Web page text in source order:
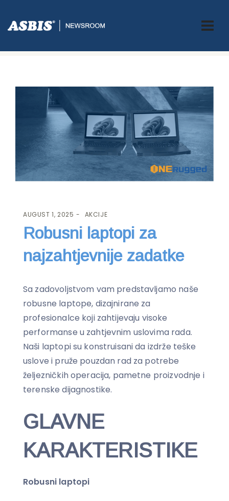
ASBIS.BA>AKCIJE> ROBUSNI LAPTOPI ZA NAJZAHTJEVNIJE
AUGUST 1, 2025 AKCIJE
Robusni laptopi za
najzahtjevnije zadatke
Sa zadovoljstvom vam predstavljamo naše
robusne laptope, dizajnirane za
profesionalce koji zahtijevaju visoke
performanse u zahtjevnim uslovima rada.
Naši laptopi su konstruisani da izdrže teške
uslove i pruže pouzdan rad za potrebe
željezničkih operacija, pametne proizvodnje i
terenske dijagnostike.
GLAVNE
KARAKTERISTIKE
Robusni laptopi